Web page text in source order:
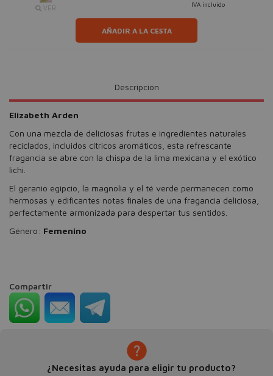
VER
IVA incluido
AÑADIR A LA CESTA
Descripción
Elizabeth Arden
Con una mezcla de deliciosas frutas e ingredientes naturales
reciclados, incluidos cítricos aromáticos, esta refrescante
fragancia se abre con la chispa de la lima mexicana y el exótico
lichi.
El geranio egipcio, la magnolia y el té verde permanecen como
hermosas y edificantes notas finales de una fragancia deliciosa,
perfectamente armonizada para despertar tus sentidos.
Género: Femenino
Compartir
¿Necesitas ayuda para eligir tu producto?